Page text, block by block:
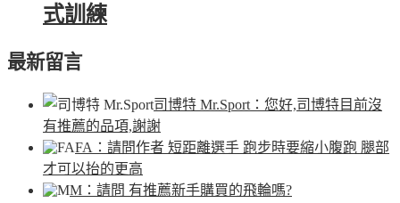
式訓練
最新留言
司博特 Mr.Sport ：您好,司博特目前沒
有推薦的品項,謝謝
FA ：請問作者 短距離選手 跑步時要縮小腹跑 腿部
才可以抬的更高
M ：請問 有推薦新手購買的飛輪嗎?